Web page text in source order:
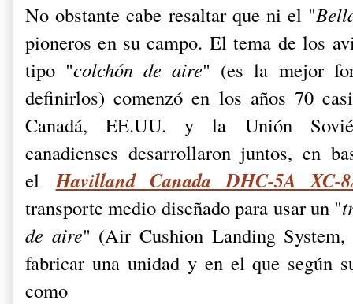
No obstante cabe resaltar que ni el "
pioneros en su campo. El tema de los
tipo "colchón de aire" (es la mejor
definirlos) comenzó en los años 70
Canadá, EE.UU. y la Unión
canadienses desarrollaron juntos, en
elHavilland Canada DHC-5A XC-
transporte medio diseñado para usar un "
de aire" (Air Cushion Landing
fabricar una unidad y en el que según
como